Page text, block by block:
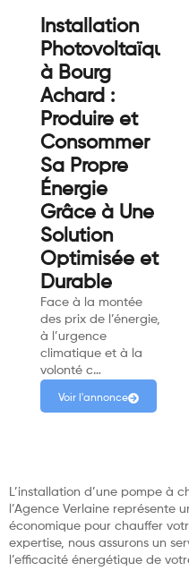
Installation
Photovoltaïque
à Bourg
Achard :
Produire et
Consommer
Sa Propre
Énergie
Grâce à Une
Solution
Optimisée et
Durable
Face à la montée
des prix de l’énergie,
à l’urgence
climatique et à la
volonté c…
Voir l'annonce
L’installation d’une pompe à
l’Agence Verlaine représente
économique pour chauffer
expertise, nous assurons un
l’efficacité énergétique de